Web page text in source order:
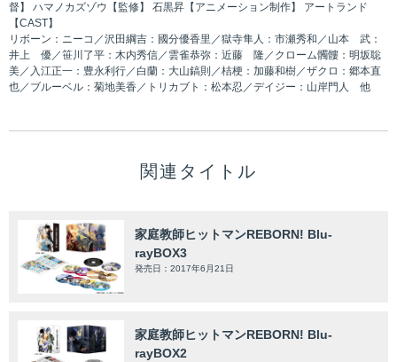
督】 ハマノカズゾウ【監修】 石黒昇【アニメーション制作】 アートランド
【CAST】
リボーン：ニーコ／沢田綱吉：國分優香里／獄寺隼人：市瀬秀和／山本 武：
井上 優／笹川了平：木内秀信／雲雀恭弥：近藤 隆／クローム髑髏：明坂聡
美／入江正一：豊永利行／白蘭：大山鎬則／桔梗：加藤和樹／ザクロ：郷本直
也／ブルーベル：菊地美香／トリカブト：松本忍／デイジー：山岸門人 他
関連タイトル
家庭教師ヒットマンREBORN! Blu-
rayBOX3
発売日：2017年6月21日
家庭教師ヒットマンREBORN! Blu-
rayBOX2